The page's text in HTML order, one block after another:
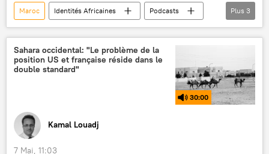
Maroc Identités Africaines
Podcasts
Culture
langue poésie
Plus 3
Sahara occidental: "Le problème de la
position US et française réside dans le
double standard"
30:00
Kamal Louadj
7 Mai, 11:03